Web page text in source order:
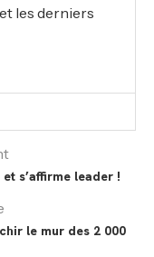
les derniers
s’affirme leader !
le mur des 2 000